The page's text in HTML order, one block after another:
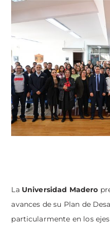
La Universidad Madero
avances de su Plan de
particularmente en los